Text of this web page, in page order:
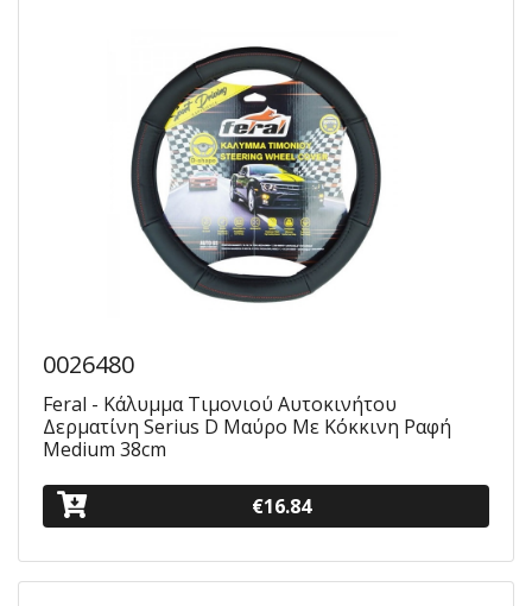
0026480
Feral - Κάλυμμα Τιμονιού Αυτοκινήτου
Δερματίνη Serius D Μαύρο Με Κόκκινη Ραφή
Medium 38cm
€16.84